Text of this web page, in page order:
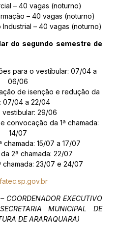
– 40 vagas (noturno)
– 40 vagas (noturno)
– 40 vagas (noturno)
do segundo semestre de
para o vestibular: 07/04 a
06/06
de isenção e redução da
07/04 a 22/04
vestibular: 29/06
convocação da 1ª chamada:
14/07
chamada: 15/07 a 17/07
2ª chamada: 22/07
chamada: 23/07 e 24/07
COORDENADOR EXECUTIVO
MUNICIPAL DE
DE ARARAQUARA)